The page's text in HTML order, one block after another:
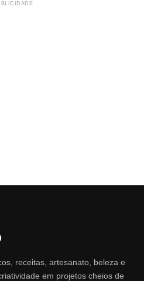
receitas, artesanato, beleza e
em projetos cheios de